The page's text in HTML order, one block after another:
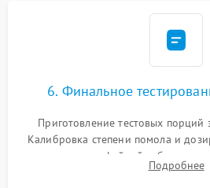
6. Финальное
Приготовление тестовых порций
Калибровка степени помола и
плотности кофейной таблетки,
качества молочной пены. Контроль
Подробнее